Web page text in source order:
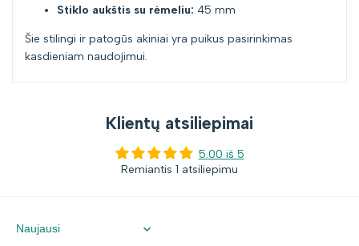
Stiklo aukštis su rėmeliu: 45 mm
Šie stilingi ir patogūs akiniai yra puikus pasirinkimas
kasdieniam naudojimui.
Klientų atsiliepimai
5.00 iš 5
Remiantis 1 atsiliepimu
Sort by